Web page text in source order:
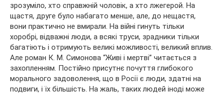
зрозуміло, хто справжній чоловік, а хто лжегерой. На
щастя, друге було набагато менше, але, до нещастя,
вони практично не вмирали. На війні гинуть тільки
хоробрі, відважні люди, а всякі труси, зрадники тільки
багатіють і отримують великі можливості, великий вплив.
Але роман К. М. Симонова “Живі і мертві” читається з
захопленням. Постійно присутнє почуття глибокого
морального задоволення, що в Росії є люди, здатні на
подвиги, і їх більшість. На жаль, таких людей іноді може